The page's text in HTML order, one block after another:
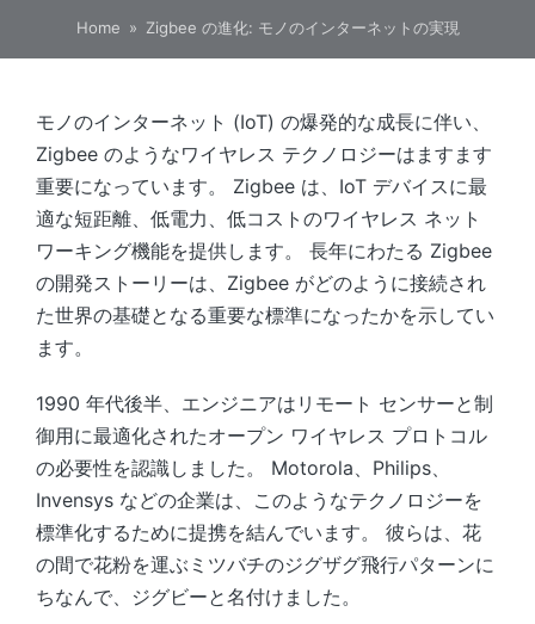
Home » Zigbee の進化: モノのインターネットの実現
モノのインターネット (IoT) の爆発的な成長に伴い、
Zigbee のようなワイヤレス テクノロジーはますます
重要になっています。 Zigbee は、IoT デバイスに最
適な短距離、低電力、低コストのワイヤレス ネット
ワーキング機能を提供します。 長年にわたる Zigbee
の開発ストーリーは、Zigbee がどのように接続され
た世界の基礎となる重要な標準になったかを示してい
ます。
1990 年代後半、エンジニアはリモート センサーと制
御用に最適化されたオープン ワイヤレス プロトコル
の必要性を認識しました。 Motorola、Philips、
Invensys などの企業は、このようなテクノロジーを
標準化するために提携を結んでいます。 彼らは、花
の間で花粉を運ぶミツバチのジグザグ飛行パターンに
ちなんで、ジグビーと名付けました。